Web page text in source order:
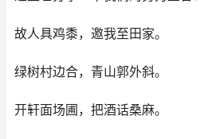
故人具鸡黍，邀我至田家。
绿树村边合，青山郭外斜。
开轩面场圃，把酒话桑麻。